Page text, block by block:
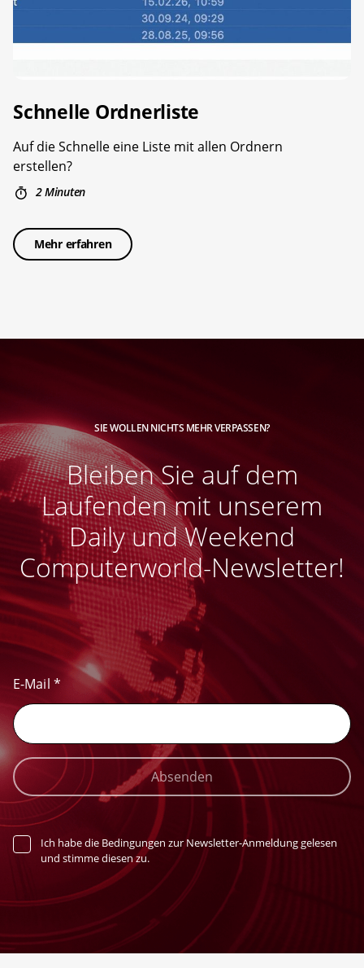
Schnelle Ordnerliste
Auf die Schnelle eine Liste mit allen Ordnern
erstellen?
2 Minuten
Mehr erfahren
SIE WOLLEN NICHTS MEHR VERPASSEN?
Bleiben Sie auf dem
Laufenden mit unserem
Daily und Weekend
Computerworld-Newsletter!
E-Mail *
Absenden
Ich habe die Bedingungen zur Newsletter-Anmeldung gelesen
und stimme diesen zu.